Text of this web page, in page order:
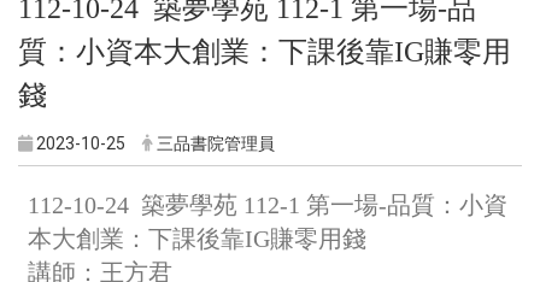
112-10-24 築夢學苑 112-1 第一場-品
質：小資本大創業：下課後靠IG賺零用
錢
2023-10-25 三品書院管理員
112-10-24 築夢學苑 112-1 第一場-品質：小資
本大創業：下課後靠IG賺零用錢
講師：王方君